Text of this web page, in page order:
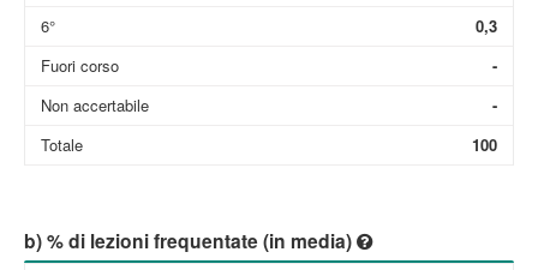
6°
Fuori corso
Non accertabile
Totale
0,3
-
-
100
b) % di lezioni frequentate (in media)